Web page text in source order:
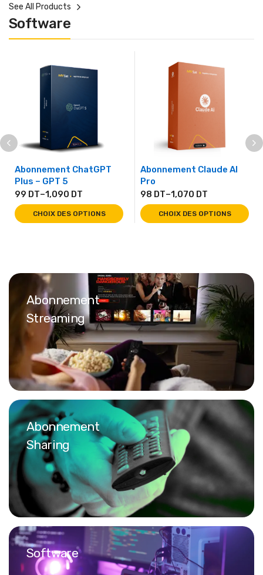
Software
See All Products
Abonnement ChatGPT
Plus – GPT 5
99 DT–1,090 DT
CHOIX DES OPTIONS
Abonnement Claude AI
Pro
98 DT–1,070 DT
CHOIX DES OPTIONS
Abonnement
Streaming
Abonnement
Sharing
Software